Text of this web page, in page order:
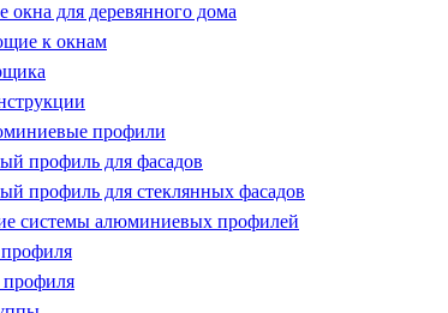
окна для деревянного дома
к окнам
профили
профиль для фасадов
профиль для стеклянных фасадов
системы алюминиевых профилей